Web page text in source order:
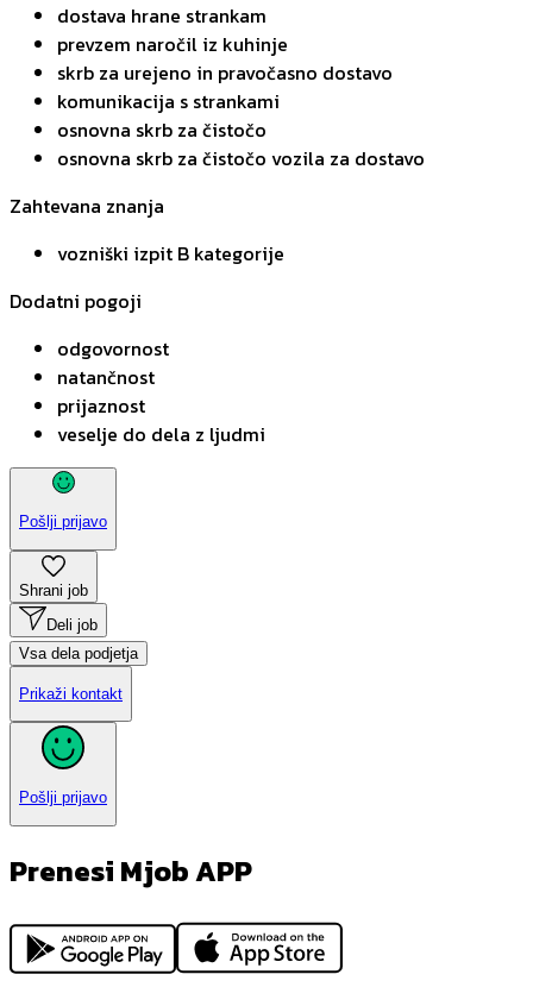
dostava hrane strankam
prevzem naročil iz kuhinje
skrb za urejeno in pravočasno dostavo
komunikacija s strankami
osnovna skrb za čistočo
osnovna skrb za čistočo vozila za dostavo
Zahtevana znanja
vozniški izpit B kategorije
Dodatni pogoji
odgovornost
natančnost
prijaznost
veselje do dela z ljudmi
Pošlji prijavo
Shrani job
Deli job
Vsa dela podjetja
Prikaži kontakt
Pošlji prijavo
Prenesi Mjob APP